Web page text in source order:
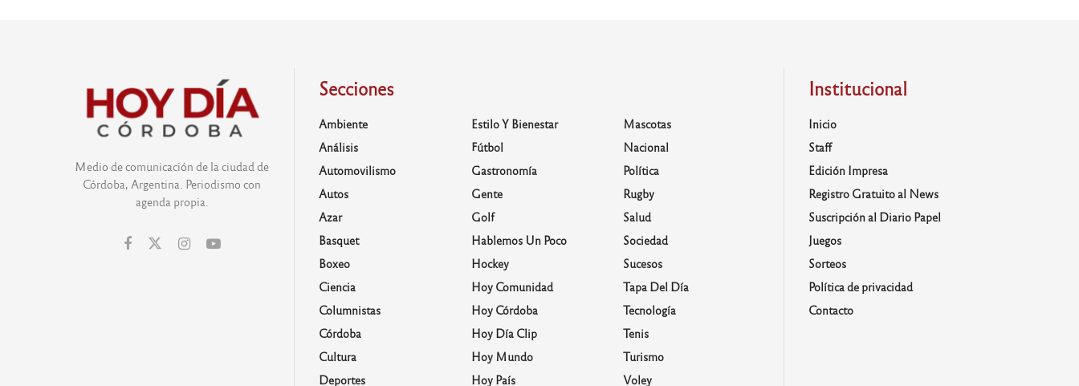
Medio de comunicación de la ciudad de
Córdoba, Argentina. Periodismo con
agenda propia.
Secciones
Ambiente
Análisis
Automovilismo
Autos
Azar
Basquet
Boxeo
Ciencia
Columnistas
Córdoba
Cultura
Deportes
Estilo Y Bienestar
Fútbol
Gastronomía
Gente
Golf
Hablemos Un Poco
Hockey
Hoy Comunidad
Hoy Córdoba
Hoy Día Clip
Hoy Mundo
Hoy País
Mascotas
Nacional
Política
Rugby
Salud
Sociedad
Sucesos
Tapa Del Día
Tecnología
Tenis
Turismo
Voley
Institucional
Inicio
Staff
Edición Impresa
Registro Gratuito al News
Suscripción al Diario Papel
Juegos
Sorteos
Política de privacidad
Contacto